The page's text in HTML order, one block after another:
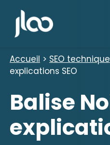
contenu
Accueil > SEO technique
explications SEO
Balise